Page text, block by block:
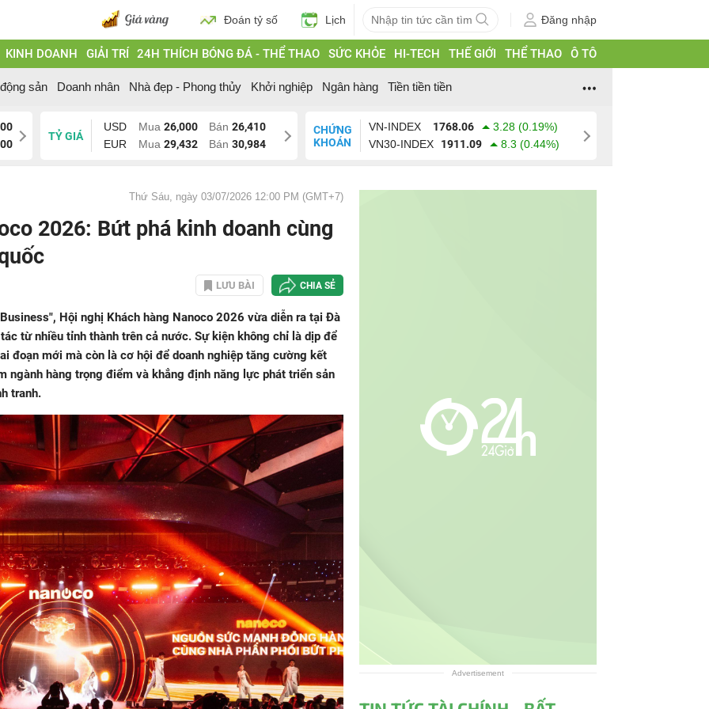
Đoán tỷ số Lịch Đăng nhập
KINH DOANH GIẢI TRÍ 24H THÍCH BÓNG ĐÁ - THỂ THAO SỨC KHỎE HI-TECH THẾ GIỚI THỂ THAO Ô TÔ
sản Doanh nhân Nhà đẹp - Phong thủy Khởi nghiệp Ngân hàng Tiền tiền tiền
TỶ GIÁ
USD Mua 26,000 Bán 26,410
EUR
Mua 29,432 Bán 30,984
CHỨNG
KHOÁN
VN-INDEX 1768.06
3.28 (0.19%)
VN30-INDEX
1911.09 8.3 (0.44%)
Thứ Sáu, ngày 03/07/2026 12:00 PM (GMT+7)
2026: Bứt phá kinh doanh cùng
LƯU BÀI CHIA SẺ
Hội nghị Khách hàng Nanoco 2026 vừa diễn ra tại Đà
từ nhiều tỉnh thành trên cả nước. Sự kiện không chỉ là dịp để
đoạn mới mà còn là cơ hội để doanh nghiệp tăng cường kết
ngành hàng trọng điểm và khẳng định năng lực phát triển sản
tranh.
Advertisement